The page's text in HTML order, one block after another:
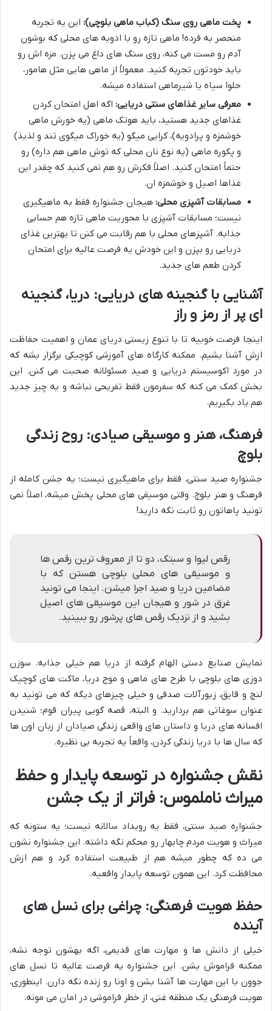
پخت ماهی روی سنگ (کباب ماهی بلوچی): این یه تجربه
منحصر به فرده! ماهی تازه رو با ادویه های محلی که بوشون
آدم رو مست می کنه، روی سنگ های داغ می پزن. مزه اش رو
باید خودتون تجربه کنید. معمولاً از ماهی هایی مثل هامور،
حلوا سیاه یا شیرماهی استفاده میشه.
معرفی سایر غذاهای سنتی دریایی: اگه اهل امتحان کردن
غذاهای جدید هستید، باید هوتک ماهی (یه خورش ماهی
خوشمزه و پرادویه)، کرایی میگو (یه خوراک میگوی تند و لذیذ)
و پکوره ماهی (یه نوع نان محلی که توش ماهی هم داره) رو
حتماً امتحان کنید. اصلاً فکرش رو هم نمی کنید که چقدر این
غذاها اصیل و خوشمزه ان.
مسابقات آشپزی محلی: هیجان جشنواره فقط به ماهیگیری
نیست؛ مسابقات آشپزی با محوریت ماهی تازه هم حسابی
جذابه. آشپزهای محلی با هم رقابت می کنن تا بهترین غذای
دریایی رو بپزن و این خودش یه فرصت عالیه برای امتحان
کردن طعم های جدید.
آشنایی با گنجینه های دریایی: دریا، گنجینه
ای پر از رمز و راز
اینجا فرصت خوبیه تا با تنوع زیستی دریای عمان و اهمیت حفاظت
ازش آشنا بشیم. ممکنه کارگاه های آموزشی کوچیکی برگزار بشه که
در مورد اکوسیستم دریایی و صید مسئولانه صحبت می کنن. این
بخش کمک می کنه که سفرمون فقط تفریحی نباشه و یه چیز جدید
هم یاد بگیریم.
فرهنگ، هنر و موسیقی صیادی: روح زندگی
بلوچ
جشنواره صید سنتی، فقط برای ماهیگیری نیست؛ یه جشن کامله از
فرهنگ و هنر بلوچ. وقتی موسیقی های محلی پخش میشه، اصلاً نمی
تونید پاهاتون رو ثابت نگه دارید!
رقص لیوا و سبتک، دو تا از معروف ترین رقص ها
و موسیقی های محلی بلوچی هستن که با
مضامین دریا و صید اجرا میشن. اینجا می تونید
غرق در شور و هیجان این موسیقی های اصیل
بشید و از نزدیک رقص های پرشور رو ببینید.
نمایش صنایع دستی الهام گرفته از دریا هم خیلی جذابه. سوزن
دوزی های بلوچی با طرح های ماهی و موج دریا، ماکت های کوچیک
لنچ و قایق، زیورآلات صدفی و خیلی چیزهای دیگه که می تونید به
عنوان سوغاتی هم بردارید. و البته، قصه گویی پیران قوم؛ شنیدن
افسانه های دریا و داستان های واقعی زندگی صیادان از زبان اون ها
که سال ها با دریا زندگی کردن، واقعاً یه تجربه بی نظیره.
نقش جشنواره در توسعه پایدار و حفظ
میراث ناملموس: فراتر از یک جشن
جشنواره صید سنتی، فقط یه رویداد سالانه نیست؛ یه ستونه که
میراث و هویت مردم چابهار رو محکم نگه داشته. این جشنواره نشون
می ده که چطور میشه هم از طبیعت استفاده کرد و هم ازش
محافظت کرد. این همون توسعه پایدار واقعیه.
حفظ هویت فرهنگی: چراغی برای نسل های
آینده
خیلی از دانش ها و مهارت های قدیمی، اگه بهشون توجه نشه،
ممکنه فراموش بشن. این جشنواره یه فرصت عالیه تا نسل های
جوون با این مهارت ها آشنا بشن و اونا رو زنده نگه دارن. اینطوری،
هویت فرهنگی یک منطقه غنی، از خطر فراموشی در امان می مونه.